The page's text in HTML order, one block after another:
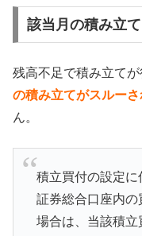
該当月の積み立
残高不足で積み立てが
の積み立てがスルー
ん。
積立買付の設定に
証券総合口座内
場合は、当該積